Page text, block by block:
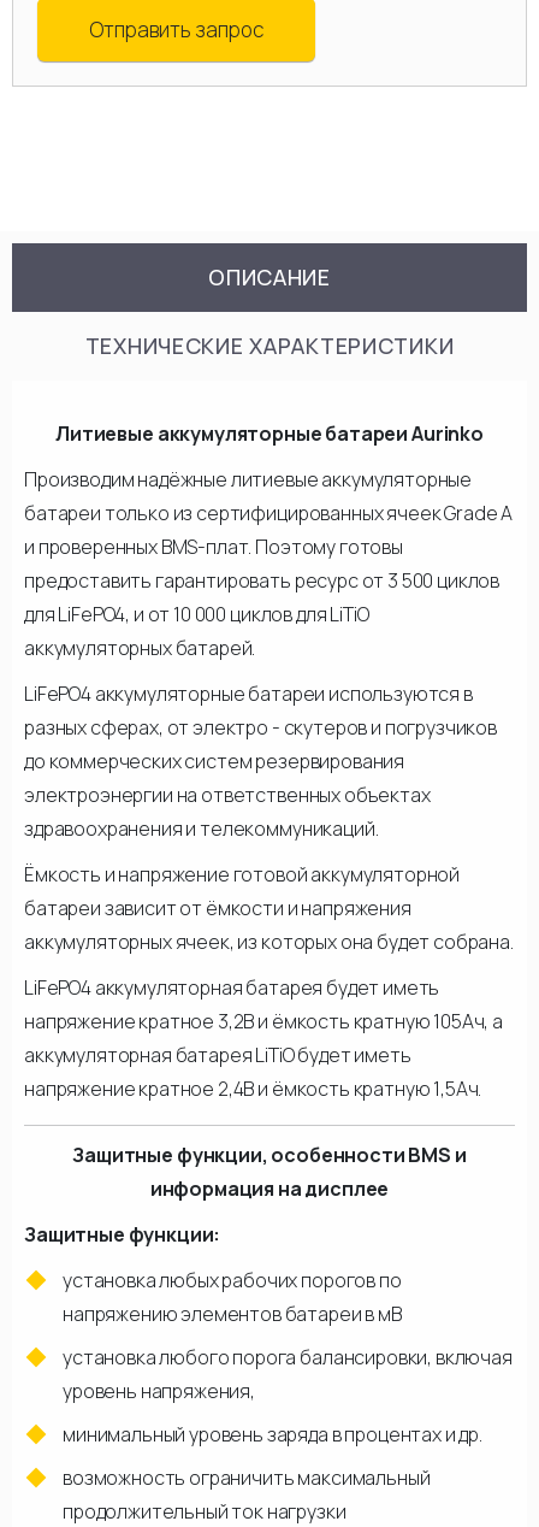
Отправить запрос
ОПИСАНИЕ
ТЕХНИЧЕСКИЕ ХАРАКТЕРИСТИКИ
Литиевые аккумуляторные батареи Aurinko
Производим надёжные литиевые аккумуляторные
батареи только из сертифицированных ячеек Grade A
и проверенных BMS-плат. Поэтому готовы
предоставить гарантировать ресурс от 3 500 циклов
для LiFePO4, и от 10 000 циклов для LiTiO
аккумуляторных батарей.
LiFePO4 аккумуляторные батареи используются в
разных сферах, от электро - скутеров и погрузчиков
до коммерческих систем резервирования
электроэнергии на ответственных объектах
здравоохранения и телекоммуникаций.
Ёмкость и напряжение готовой аккумуляторной
батареи зависит от ёмкости и напряжения
аккумуляторных ячеек, из которых она будет собрана.
LiFePO4 аккумуляторная батарея будет иметь
напряжение кратное 3,2В и ёмкость кратную 105Ач, а
аккумуляторная батарея LiTiO будет иметь
напряжение кратное 2,4В и ёмкость кратную 1,5Ач.
Защитные функции, особенности BMS и
информация на дисплее
Защитные функции:
установка любых рабочих порогов по
напряжению элементов батареи в мВ
установка любого порога балансировки, включая
уровень напряжения,
минимальный уровень заряда в процентах и др.
возможность ограничить максимальный
продолжительный ток нагрузки